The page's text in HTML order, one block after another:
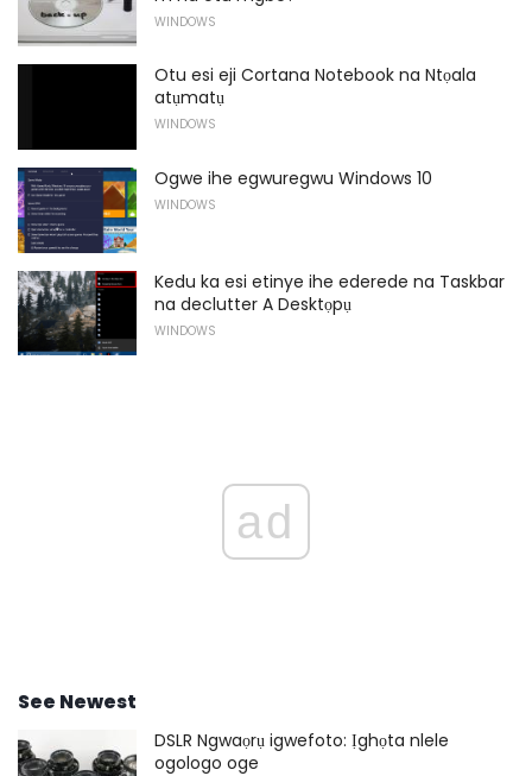
WINDOWS
Otu esi eji Cortana Notebook na Ntọala
atụmatụ
WINDOWS
Ogwe ihe egwuregwu Windows 10
WINDOWS
Kedu ka esi etinye ihe ederede na Taskbar
na declutter A Desktọpụ
WINDOWS
ad
See Newest
DSLR Ngwaọrụ igwefoto: Ịghọta nlele
ogologo oge